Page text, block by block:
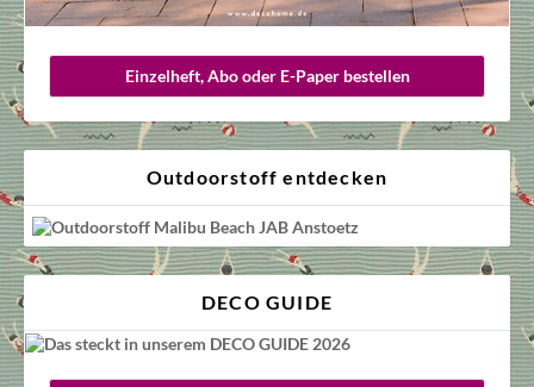
Einzelheft, Abo oder E-Paper bestellen
Outdoorstoff entdecken
DECO GUIDE